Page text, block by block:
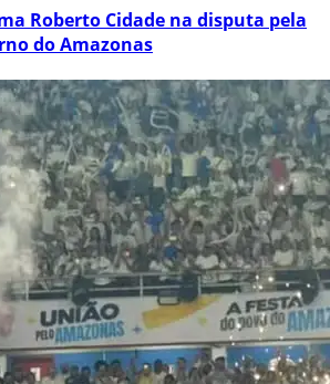
Roberto Cidade na disputa pela
do Amazonas